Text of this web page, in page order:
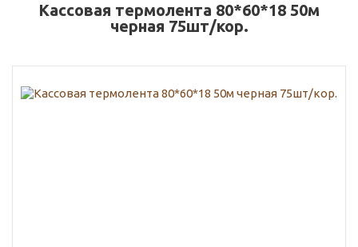
Кассовая термолента 80*60*18 50м
черная 75шт/кор.